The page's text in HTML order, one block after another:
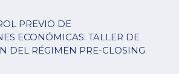
PREVIO DE
ECONÓMICAS: TALLER DE
DEL RÉGIMEN PRE-CLOSING